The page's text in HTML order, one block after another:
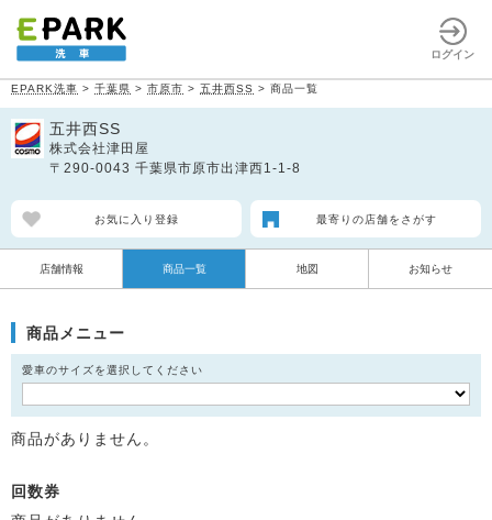
ログイン
EPARK洗車 > 千葉県 > 市原市 > 五井西SS > 商品一覧
五井西SS
株式会社津田屋
〒290-0043 千葉県市原市出津西1-1-8
お気に入り登録 最寄りの店舗をさがす
店舗情報 商品一覧 地図 お知らせ
商品メニュー
愛車のサイズを選択してください
商品がありません。
回数券